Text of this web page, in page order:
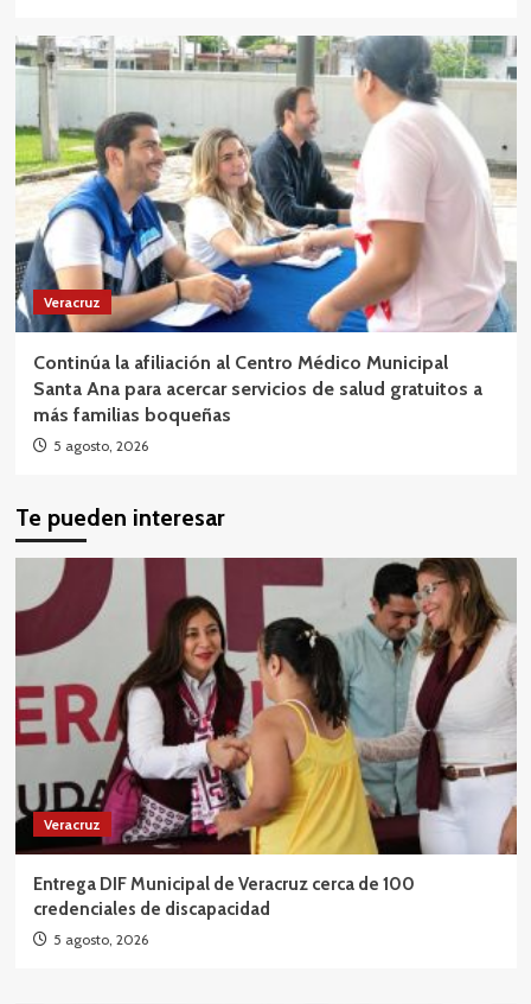
Veracruz
Continúa la afiliación al Centro Médico Municipal
Santa Ana para acercar servicios de salud gratuitos a
más familias boqueñas
5 agosto, 2026
Te pueden interesar
Veracruz
Entrega DIF Municipal de Veracruz cerca de 100
credenciales de discapacidad
5 agosto, 2026